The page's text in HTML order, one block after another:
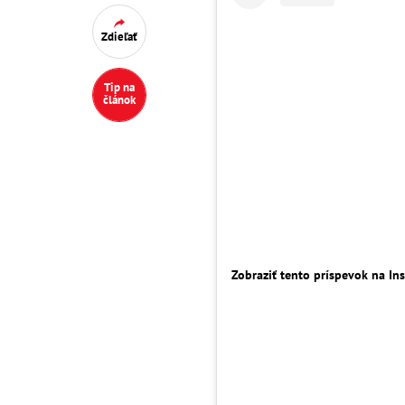
Zdieľať
Tip na
článok
Zobraziť tento príspevok na